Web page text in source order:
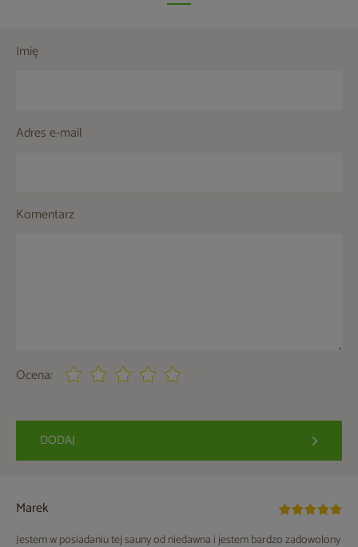
Imię
Adres e-mail
Komentarz
Ocena:
DODAJ
Marek
Jestem w posiadaniu tej sauny od niedawna i jestem bardzo zadowolony